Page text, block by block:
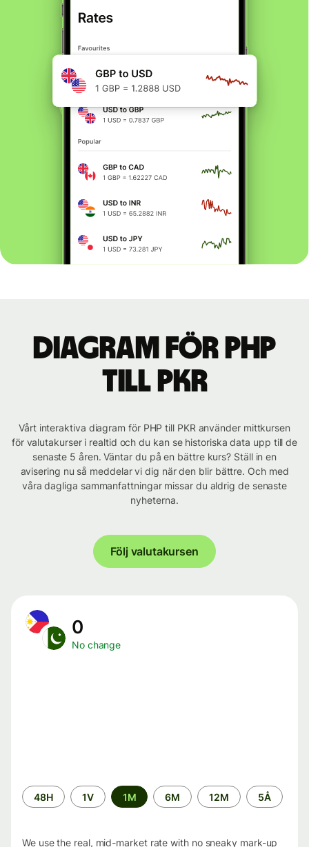
Diagram för PHP
till PKR
Vårt interaktiva diagram för PHP till PKR använder mittkursen
för valutakurser i realtid och du kan se historiska data upp till de
senaste 5 åren. Väntar du på en bättre kurs? Ställ in en
avisering nu så meddelar vi dig när den blir bättre. Och med
våra dagliga sammanfattningar missar du aldrig de senaste
nyheterna.
Följ valutakursen
0
No change
Time
period
48H 1V 1M 6M 12M 5Å
We use the real, mid-market rate with no sneaky mark-up